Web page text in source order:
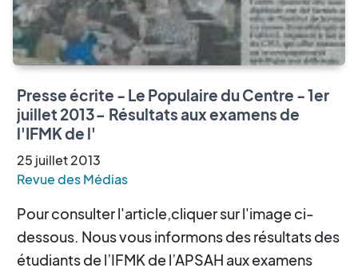
Presse écrite - Le Populaire du Centre - 1er
juillet 2013- Résultats aux examens de
l'IFMK de l'
25 juillet2013
Revue des Médias
Pour consulter l'article,cliquer sur l'image ci-
dessous. Nous vous informons des résultats des
étudiants de l’IFMK de l’APSAH aux examens